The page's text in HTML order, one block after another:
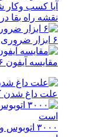
آیا کسب
نقشه راه بقا
۶ ابزار ضروری اما رایگان برای ترید موفق در فارکس
مقایسه آیفون ۱۶ پرو مکس با سایر پرچمداران بازار
علت داغ شدن
۳۰۰۰